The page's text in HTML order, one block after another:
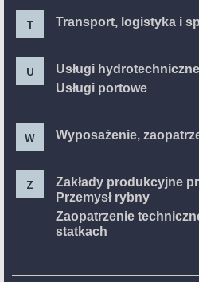
T Transport, logistyka i
U
Usługi
Usługi portowe
W Wyposażenie,
Z
Zakłady produkcyjne
Przemysł rybny
Zaopatrzenie
statkach